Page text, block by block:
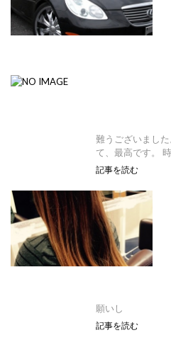
難うございまし
て、最高です。
記事を読む
願いし
記事を読む